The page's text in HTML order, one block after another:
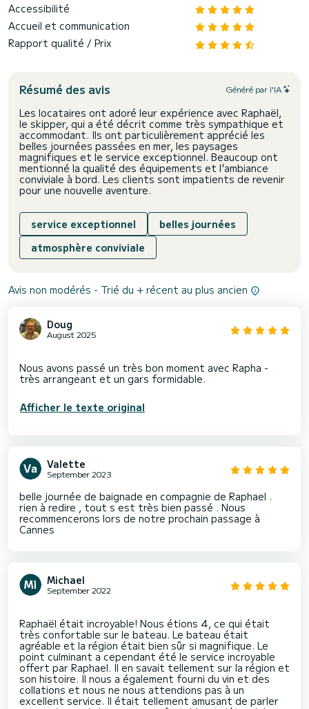
Accessibilité
Accueil et communication
Rapport qualité / Prix
Résumé des avis Généré par l'IA
Les locataires ont adoré leur expérience avec Raphaël,
le skipper, qui a été décrit comme très sympathique et
accommodant. Ils ont particulièrement apprécié les
belles journées passées en mer, les paysages
magnifiques et le service exceptionnel. Beaucoup ont
mentionné la qualité des équipements et l'ambiance
conviviale à bord. Les clients sont impatients de revenir
pour une nouvelle aventure.
service exceptionnel
belles journées
atmosphère conviviale
Avis non modérés - Trié du + récent au plus ancien
Doug
August 2025
Nous avons passé un très bon moment avec Rapha -
Afficher le texte original
Valette
September 2023
belle journée de baignade en compagnie de Raphael .
rien à redire , tout s est très bien passé . Nous
recommencerons lors de notre prochain passage à
Cannes
Michael
September 2022
Raphaël était incroyable! Nous étions 4, ce qui était
très confortable sur le bateau. Le bateau était
agréable et la région était bien sûr si magnifique. Le
point culminant a cependant été le service incroyable
offert par Raphael. Il en savait tellement sur la région et
son histoire. Il nous a également fourni du vin et des
collations et nous ne nous attendions pas à un
excellent service. Il était tellement amusant de parler